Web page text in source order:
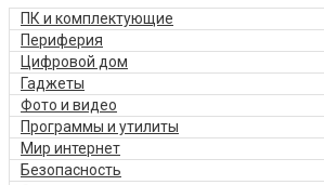
ПК и комплектующие
Периферия
Цифровой дом
Гаджеты
Фото и видео
Программы и утилиты
Мир интернет
Безопасность